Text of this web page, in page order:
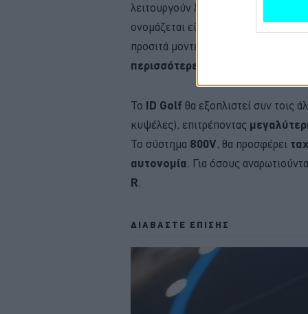
λειτουργούν ξεχωριστά. Τα
ονομάζεται είναι ότι μπορεί να
προσιτά μοντέλα (σαν το
περισσότερες
Το ID Golf θα εξοπλιστεί συν τοις
κυψέλες), επιτρέποντας
Το σύστημα 800V, θα προσφέρει
αυτονομία. Για όσους
R.
ΔΙΑΒΑΣΤΕ ΕΠΙΣΗΣ